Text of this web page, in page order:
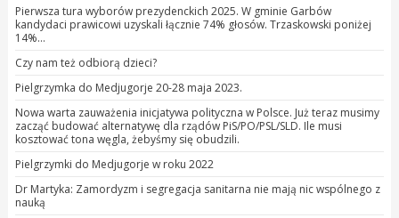
Pierwsza tura wyborów prezydenckich 2025. W gminie Garbów
kandydaci prawicowi uzyskali łącznie 74% głosów. Trzaskowski poniżej
14%…
Czy nam też odbiorą dzieci?
Pielgrzymka do Medjugorje 20-28 maja 2023.
Nowa warta zauważenia inicjatywa polityczna w Polsce. Już teraz musimy
zacząć budować alternatywę dla rządów PiS/PO/PSL/SLD. Ile musi
kosztować tona węgla, żebyśmy się obudzili.
Pielgrzymki do Medjugorje w roku 2022
Dr Martyka: Zamordyzm i segregacja sanitarna nie mają nic wspólnego z
nauką